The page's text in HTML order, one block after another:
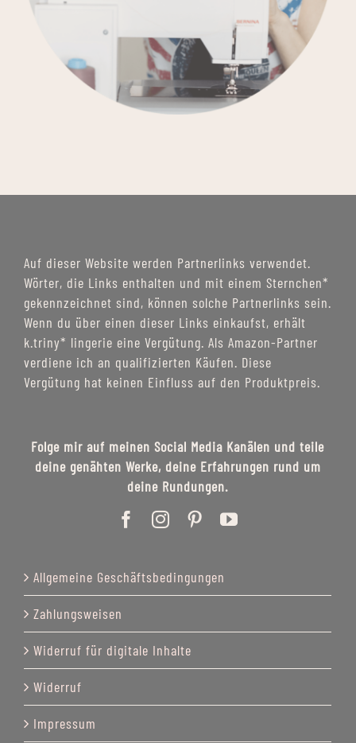
Auf dieser Website werden Partnerlinks verwendet.
Wörter, die Links enthalten und mit einem Sternchen*
gekennzeichnet sind, können solche Partnerlinks sein.
Wenn du über einen dieser Links einkaufst, erhält
k.triny* lingerie eine Vergütung. Als Amazon-Partner
verdiene ich an qualifizierten Käufen. Diese
Vergütung hat keinen Einfluss auf den Produktpreis.
Folge mir auf meinen Social Media Kanälen und teile
deine genähten Werke, deine Erfahrungen rund um
deine Rundungen.
Allgemeine Geschäftsbedingungen
Zahlungsweisen
Widerruf für digitale Inhalte
Widerruf
Impressum